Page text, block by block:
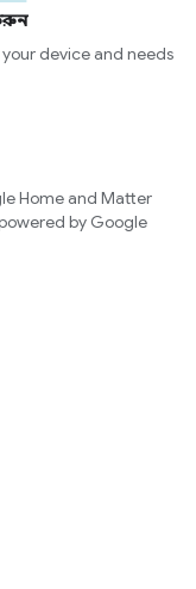
device and needs
Home and Matter
by Google